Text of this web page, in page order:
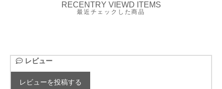
RECENTRY VIEWD ITEMS
最近チェックした商品
レビュー
レビューを投稿する